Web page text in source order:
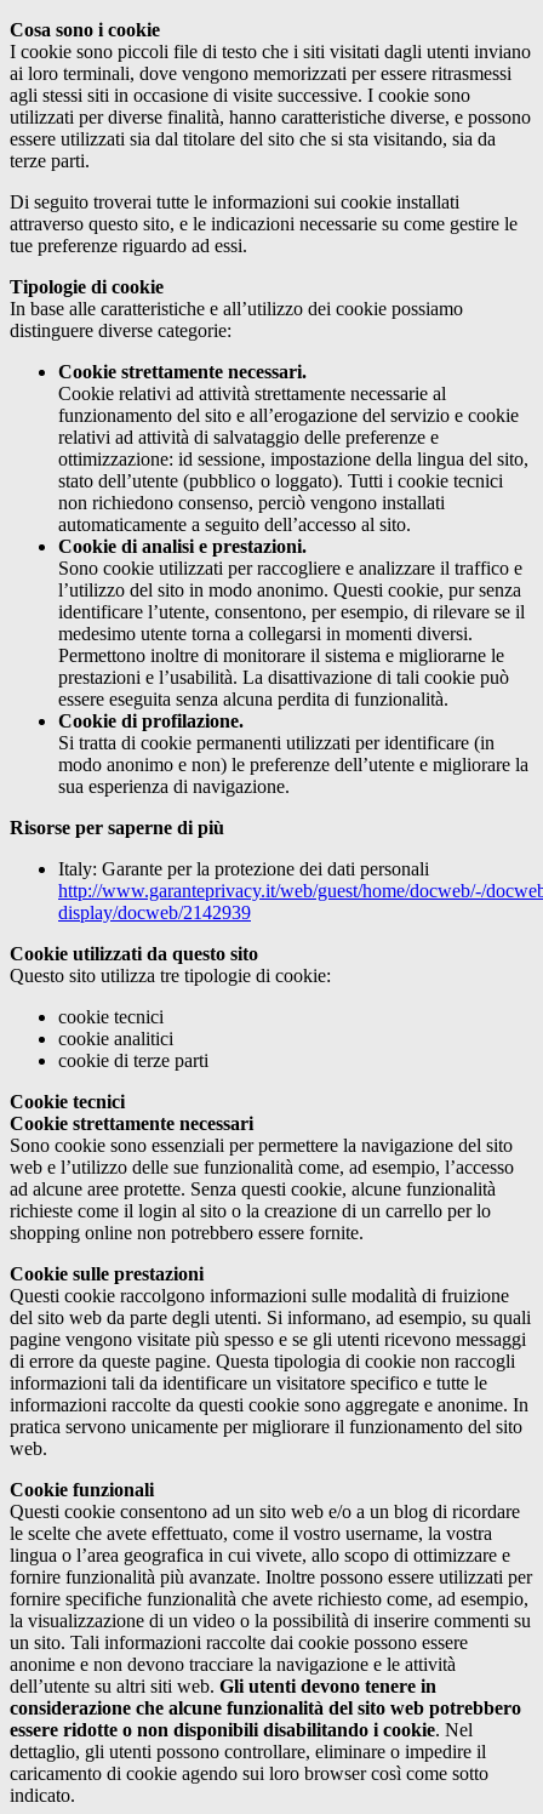
Cosa sono i cookie
I cookie sono piccoli file di testo che i siti visitati dagli utenti inviano
ai loro terminali, dove vengono memorizzati per essere ritrasmessi
agli stessi siti in occasione di visite successive. I cookie sono
utilizzati per diverse finalità, hanno caratteristiche diverse, e possono
essere utilizzati sia dal titolare del sito che si sta visitando, sia da
terze parti.
Di seguito troverai tutte le informazioni sui cookie installati
attraverso questo sito, e le indicazioni necessarie su come gestire le
tue preferenze riguardo ad essi.
Tipologie di cookie
In base alle caratteristiche e all’utilizzo dei cookie possiamo
distinguere diverse categorie:
Cookie strettamente necessari.
Cookie relativi ad attività strettamente necessarie al
funzionamento del sito e all’erogazione del servizio e cookie
relativi ad attività di salvataggio delle preferenze e
ottimizzazione: id sessione, impostazione della lingua del sito,
stato dell’utente (pubblico o loggato). Tutti i cookie tecnici
non richiedono consenso, perciò vengono installati
automaticamente a seguito dell’accesso al sito.
Cookie di analisi e prestazioni.
Sono cookie utilizzati per raccogliere e analizzare il traffico e
l’utilizzo del sito in modo anonimo. Questi cookie, pur senza
identificare l’utente, consentono, per esempio, di rilevare se il
medesimo utente torna a collegarsi in momenti diversi.
Permettono inoltre di monitorare il sistema e migliorarne le
prestazioni e l’usabilità. La disattivazione di tali cookie può
essere eseguita senza alcuna perdita di funzionalità.
Cookie di profilazione.
Si tratta di cookie permanenti utilizzati per identificare (in
modo anonimo e non) le preferenze dell’utente e migliorare la
sua esperienza di navigazione.
Risorse per saperne di più
Italy: Garante per la protezione dei dati personali
http://www.garanteprivacy.it/web/guest/home/docweb/-/
display/docweb/2142939
Cookie utilizzati da questo sito
Questo sito utilizza tre tipologie di cookie:
cookie tecnici
cookie analitici
cookie di terze parti
Cookie tecnici
Cookie strettamente necessari
Sono cookie sono essenziali per permettere la navigazione del sito
web e l’utilizzo delle sue funzionalità come, ad esempio, l’accesso
ad alcune aree protette. Senza questi cookie, alcune funzionalità
richieste come il login al sito o la creazione di un carrello per lo
shopping online non potrebbero essere fornite.
Cookie sulle prestazioni
Questi cookie raccolgono informazioni sulle modalità di fruizione
del sito web da parte degli utenti. Si informano, ad esempio, su quali
pagine vengono visitate più spesso e se gli utenti ricevono messaggi
di errore da queste pagine. Questa tipologia di cookie non raccogli
informazioni tali da identificare un visitatore specifico e tutte le
informazioni raccolte da questi cookie sono aggregate e anonime. In
pratica servono unicamente per migliorare il funzionamento del sito
web.
Cookie funzionali
Questi cookie consentono ad un sito web e/o a un blog di ricordare
le scelte che avete effettuato, come il vostro username, la vostra
lingua o l’area geografica in cui vivete, allo scopo di ottimizzare e
fornire funzionalità più avanzate. Inoltre possono essere utilizzati per
fornire specifiche funzionalità che avete richiesto come, ad esempio,
la visualizzazione di un video o la possibilità di inserire commenti su
un sito. Tali informazioni raccolte dai cookie possono essere
anonime e non devono tracciare la navigazione e le attività
dell’utente su altri siti web. Gli utenti devono tenere in
considerazione che alcune funzionalità del sito web potrebbero
essere ridotte o non disponibili disabilitando i cookie. Nel
dettaglio, gli utenti possono controllare, eliminare o impedire il
caricamento di cookie agendo sui loro browser così come sotto
indicato.